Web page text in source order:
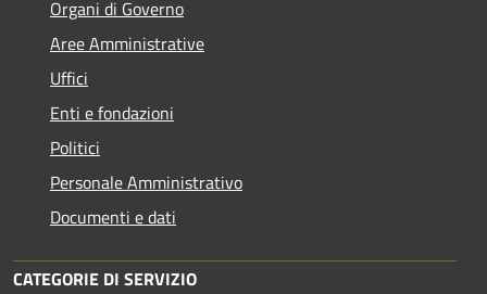
Organi di Governo
Aree Amministrative
Uffici
Enti e fondazioni
Politici
Personale Amministrativo
Documenti e dati
CATEGORIE DI SERVIZIO